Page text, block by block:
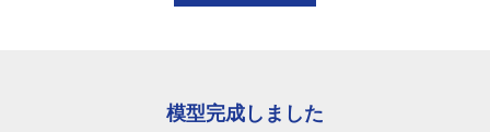
模型完成しました